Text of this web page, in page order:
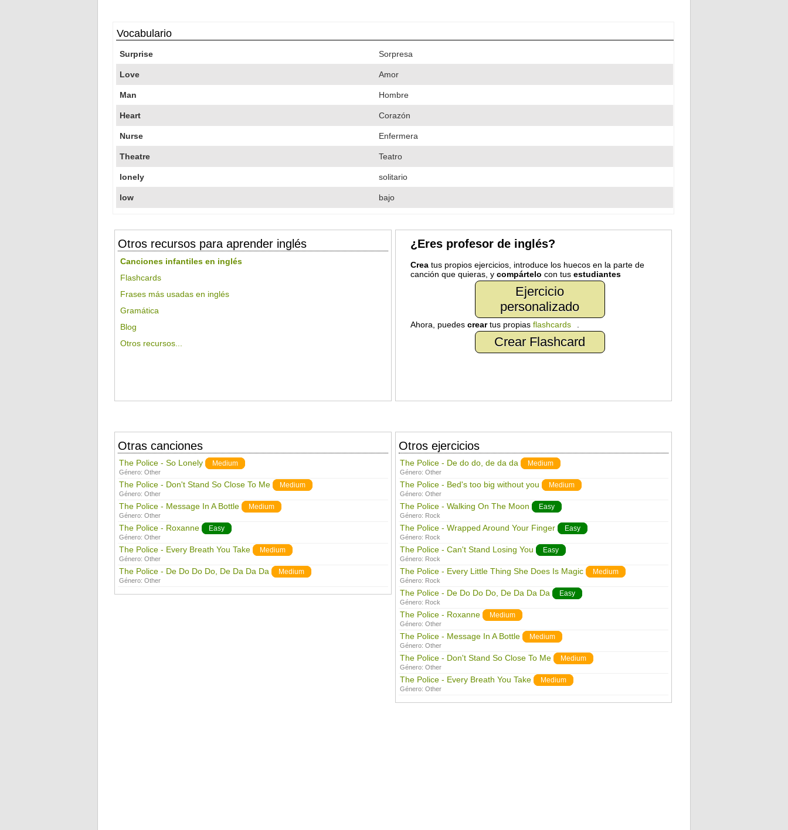
Vocabulario
Surprise Sorpresa
Love Amor
Man Hombre
Heart Corazón
Nurse Enfermera
Theatre Teatro
lonely solitario
low bajo
Otros recursos para aprender inglés
Canciones infantiles en inglés
Flashcards
Frases más usadas en inglés
Gramática
Blog
Otros recursos...
¿Eres profesor de inglés?
Creatus propios ejercicios, introduce los huecos en la parte de
canción que quieras, y compártelo con tus estudiantes
Ejercicio
personalizado
Ahora, puedes creartus propias flashcards
Crear Flashcard
Otras canciones
The Police - So Lonely Medium
Género: Other
The Police - Don't Stand So Close To Me Medium
Género: Other
The Police - Message In A Bottle Medium
Género: Other
The Police - Roxanne Easy
Género: Other
The Police - Every Breath You Take Medium
Género: Other
The Police - De Do Do Do, De Da Da Da Medium
Género: Other
Otros ejercicios
The Police - De do do, de da da Medium
Género: Other
The Police - Bed's too big without you Medium
Género: Other
The Police - Walking On The Moon Easy
Género: Rock
The Police - Wrapped Around Your Finger Easy
Género: Rock
The Police - Can't Stand Losing You Easy
Género: Rock
The Police - Every Little Thing She Does Is Magic Medium
Género: Rock
The Police - De Do Do Do, De Da Da Da Easy
Género: Rock
The Police - Roxanne Medium
Género: Other
The Police - Message In A Bottle Medium
Género: Other
The Police - Don't Stand So Close To Me Medium
Género: Other
The Police - Every Breath You Take Medium
Género: Other